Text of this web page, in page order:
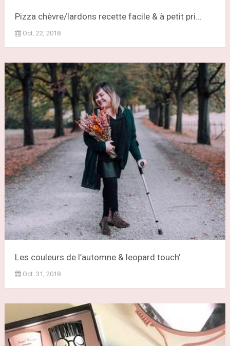
Pizza chèvre/lardons recette facile & à petit pri...
Oct. 22, 2018
Les couleurs de l’automne & leopard touch’
Oct. 31, 2018